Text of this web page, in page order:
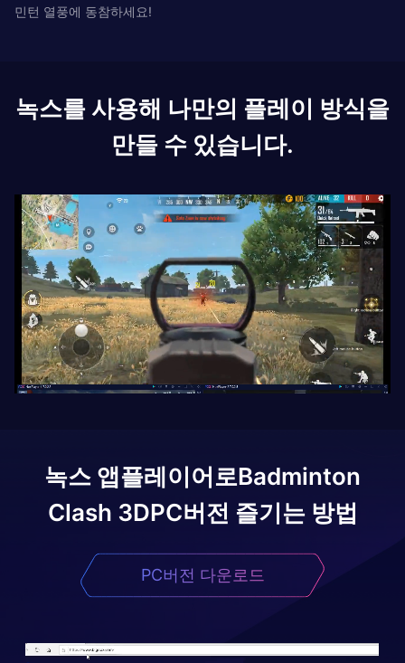
민턴 열풍에 동참하세요!
녹스를 사용해 나만의 플레이 방식을
만들 수 있습니다.
녹스 앱플레이어로Badminton
Clash 3DPC버전 즐기는 방법
PC버전 다운로드